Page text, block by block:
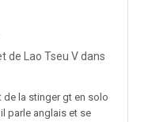
de Lao Tseu V dans
de la stinger gt en solo
parle anglais et se